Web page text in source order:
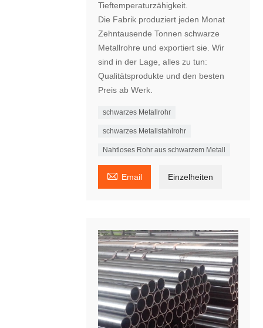
Tieftemperaturzähigkeit.
Die Fabrik produziert jeden Monat
Zehntausende Tonnen schwarze
Metallrohre und exportiert sie. Wir
sind in der Lage, alles zu tun:
Qualitätsprodukte und den besten
Preis ab Werk.
schwarzes Metallrohr
schwarzes Metallstahlrohr
Nahtloses Rohr aus schwarzem Metall
 Email Einzelheiten